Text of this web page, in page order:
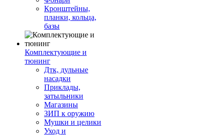
Кронштейны,
планки, кольца,
базы
Комплектующие и
тюнинг
Дтк, дульные
насадки
Приклады,
затыльники
Магазины
ЗИП к оружию
Мушки и целики
Уход и